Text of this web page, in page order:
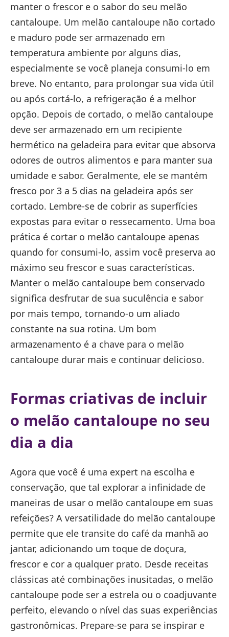
manter o frescor e o sabor do seu melão
cantaloupe. Um melão cantaloupe não cortado
e maduro pode ser armazenado em
temperatura ambiente por alguns dias,
especialmente se você planeja consumi-lo em
breve. No entanto, para prolongar sua vida útil
ou após cortá-lo, a refrigeração é a melhor
opção. Depois de cortado, o melão cantaloupe
deve ser armazenado em um recipiente
hermético na geladeira para evitar que absorva
odores de outros alimentos e para manter sua
umidade e sabor. Geralmente, ele se mantém
fresco por 3 a 5 dias na geladeira após ser
cortado. Lembre-se de cobrir as superfícies
expostas para evitar o ressecamento. Uma boa
prática é cortar o melão cantaloupe apenas
quando for consumi-lo, assim você preserva ao
máximo seu frescor e suas características.
Manter o melão cantaloupe bem conservado
significa desfrutar de sua suculência e sabor
por mais tempo, tornando-o um aliado
constante na sua rotina. Um bom
armazenamento é a chave para o melão
cantaloupe durar mais e continuar delicioso.
Formas criativas de incluir
o melão cantaloupe no seu
dia a dia
Agora que você é uma expert na escolha e
conservação, que tal explorar a infinidade de
maneiras de usar o melão cantaloupe em suas
refeições? A versatilidade do melão cantaloupe
permite que ele transite do café da manhã ao
jantar, adicionando um toque de doçura,
frescor e cor a qualquer prato. Desde receitas
clássicas até combinações inusitadas, o melão
cantaloupe pode ser a estrela ou o coadjuvante
perfeito, elevando o nível das suas experiências
gastronômicas. Prepare-se para se inspirar e